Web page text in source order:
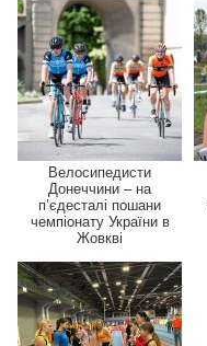
Велосипедисти
Донеччини – на
п’єдесталі пошани
чемпіонату України в
Жовкві